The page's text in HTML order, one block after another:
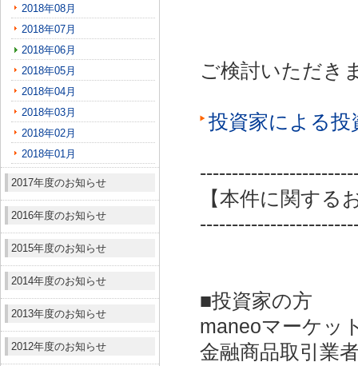
2018年08月
2018年07月
2018年06月
2018年05月
2018年04月
2018年03月
2018年02月
2018年01月
2017年度のお知らせ
2016年度のお知らせ
2015年度のお知らせ
2014年度のお知らせ
2013年度のお知らせ
2012年度のお知らせ
ご検討いただき
投資家による
【本件に関する
■投資家の方
maneoマーケッ
金融商品取引業